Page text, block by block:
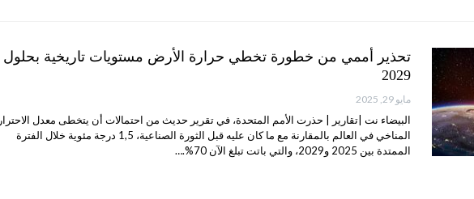
تحذير أممي من خطورة تخطي حرارة الأرض مستويات تاريخية بحلول
2029
مايو 29, 2025
البيضاء نت |تقارير | حذرت الأمم المتحدة، في تقرير حديث من احتمالات أن يتخطى معدل الاحترار
المناخي في العالم بالمقارنة مع ما كان عليه قبل الثورة الصناعية، 1,5 درجة مئوية خلال الفترة
الممتدة بين 2025 و2029، والتي باتت تبلغ الآن 70%.…